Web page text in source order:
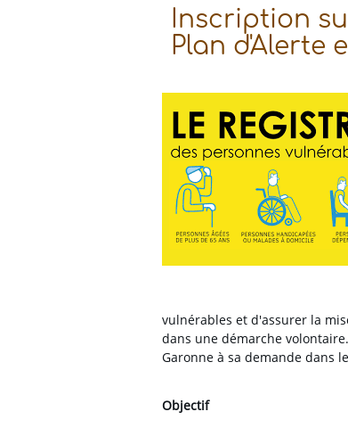
Inscription
Plan d'Alerte
vulnérables et d'assurer la
dans une démarche
Garonne à sa demande dans
Objectif